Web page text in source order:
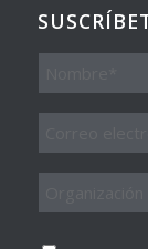
Nombre
Entidad
Consentimiento